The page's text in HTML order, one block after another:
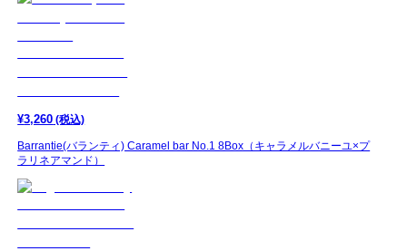
¥3,260 (税込)
Barrantie(バランティ) Caramel bar No.1 8Box（キャラメルバニーユ×プ
ラリネアマンド）